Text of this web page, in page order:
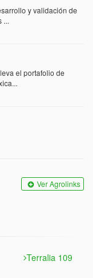
y validación de
...
el portafolio de
Ver Agrolinks
Terralia 109